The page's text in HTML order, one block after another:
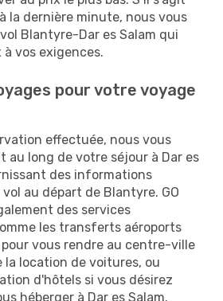
la dernière minute, nous vous
Blantyre-Dar es Salam qui
à vos exigences.
pour votre voyage
effectuée, nous vous
au long de votre séjour à Dar es
des informations
au départ de Blantyre. GO
des services
les transferts aéroports
vous rendre au centre-ville
la location de voitures, ou
d'hôtels si vous désirez
héberger à Dar es Salam.